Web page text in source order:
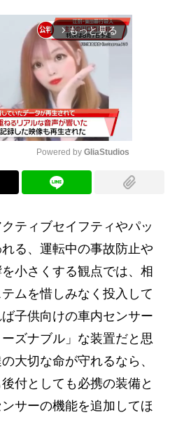
arrow_forward_ios もっと見る
Powered by GliaStudios
ティブセイフティやパッ
る、運転中の事故防止や
小さくする観点では、相
ムを惜しみなく投入して
子供向けの車内センサー
ズナブル」な装置だと思
大切な命が守れるなら、
付としても必携の装備と
サーの機能を追加してほ